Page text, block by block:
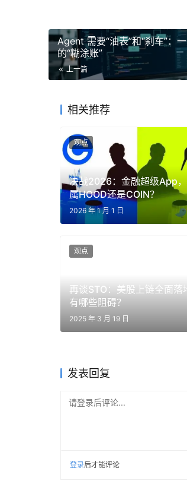
定用代理来做信息获取和代
稳定币 vs 信用卡
·「Agent Cash 上的平均交
·「信用卡确实比互联网出现
下来了。所以结论还没定。」
·「如果有信用卡公司的人在
我强烈建议你们考虑这件事。
消费者体验的未来
·「如果代理在替你购物，你
诚度时，所有心理操控的锁
·「总有一天你会意识到，你
a16z Crypto 同事、现在创
以，现在世界是什么状况？
Agent 需要“油表”和“刹车”：
的“糊涂账”
上一篇
相关推荐
决战2026：金融超级App
属HOOD还是COIN？
2026 年 1 月 1 日
观点
再谈STO：美股上链全面落
有哪些阻碍？
2025 年 3 月 19 日
观点
发表回复
请登录后评论...
登录后才能评论